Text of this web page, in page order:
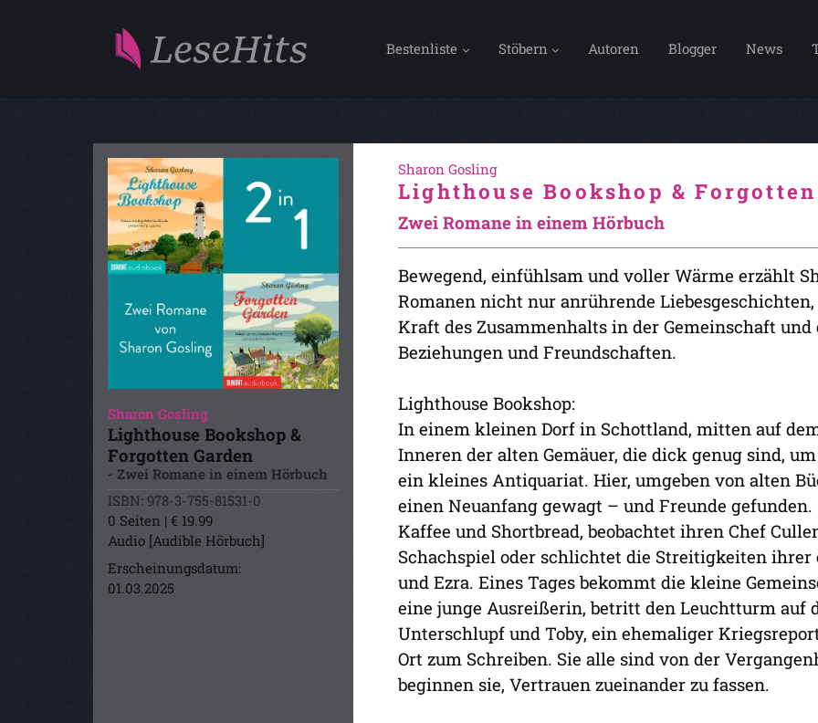
Bestenliste Stöbern Autoren Blogger News
Sharon Gosling
Lighthouse Bookshop &
Forgotten Garden
- Zwei Romane in einem Hörbuch
ISBN: 978-3-755-81531-0
0 Seiten | € 19.99
Audio [Audible Hörbuch]
Erscheinungsdatum:
01.03.2025
Sharon Gosling
Lighthouse Bookshop &
Zwei Romane in einem Hörbuch
Bewegend, einfühlsam und voller Wärme erzählt
Romanen nicht nur anrührende
Kraft des Zusammenhalts in der Gemeinschaft
Beziehungen und Freundschaften.
Lighthouse Bookshop:
In einem kleinen Dorf in Schottland, mitten auf
Inneren der alten Gemäuer, die dick genug sind,
ein kleines Antiquariat. Hier, umgeben von alten
einen Neuanfang gewagt – und Freunde
Kaffee und Shortbread, beobachtet ihren Chef
Schachspiel oder schlichtet die Streitigkeiten ihrer
und Ezra. Eines Tages bekommt die kleine
eine junge Ausreißerin, betritt den Leuchtturm auf
Unterschlupf und Toby, ein ehemaliger
Ort zum Schreiben. Sie alle sind von der
beginnen sie, Vertrauen zueinander zu fassen.